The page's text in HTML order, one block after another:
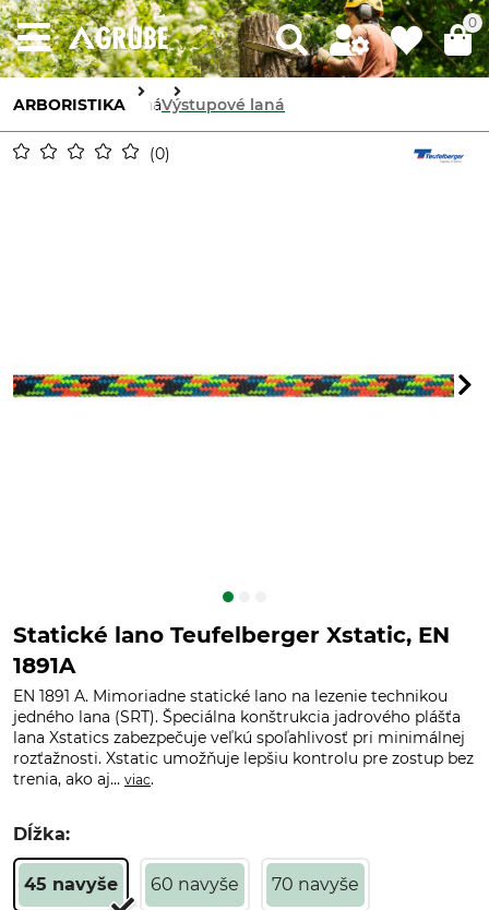
0
ARBORISTIKA LanáVýstupové laná
0
Statické lano Teufelberger Xstatic, EN
1891A
EN 1891 A. Mimoriadne statické lano na lezenie technikou
jedného lana (SRT). Špeciálna konštrukcia jadrového plášťa
lana Xstatics zabezpečuje veľkú spoľahlivosť pri minimálnej
rozťažnosti. Xstatic umožňuje lepšiu kontrolu pre zostup bez
trenia, ako aj... viac.
Dĺžka:
45 navyše 60 navyše 70 navyše